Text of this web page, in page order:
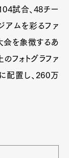
試合、48チー
アムを彩るファ
大会を象徴するあ
フォトグラファ
配置し、260万